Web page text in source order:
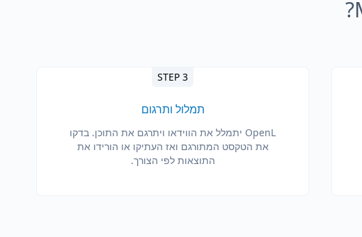
STEP 3
תמלול ותרגום
OpenL יתמלל את הווידאו ויתרגם את התוכן. בדקו
את הטקסט המתורגם ואז העתיקו או הורידו את
התוצאות לפי הצורך.